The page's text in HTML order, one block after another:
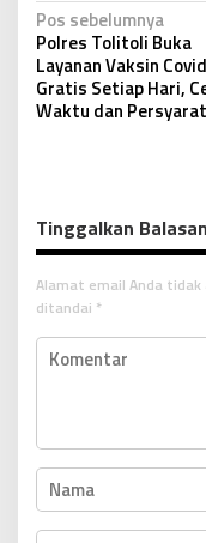
N
a
v
i
s
i
p
o
Pos sebelumnya
Polres Tolitoli Buka
Layanan Vaksin
Gratis Setiap Hari,
Waktu dan
Tinggalkan Balasan
Alamat email Anda tidak
ditandai *